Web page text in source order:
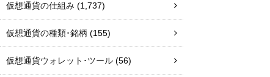
仮想通貨の仕組み (1,737)
仮想通貨の種類･銘柄 (155)
仮想通貨ウォレット･ツール (56)